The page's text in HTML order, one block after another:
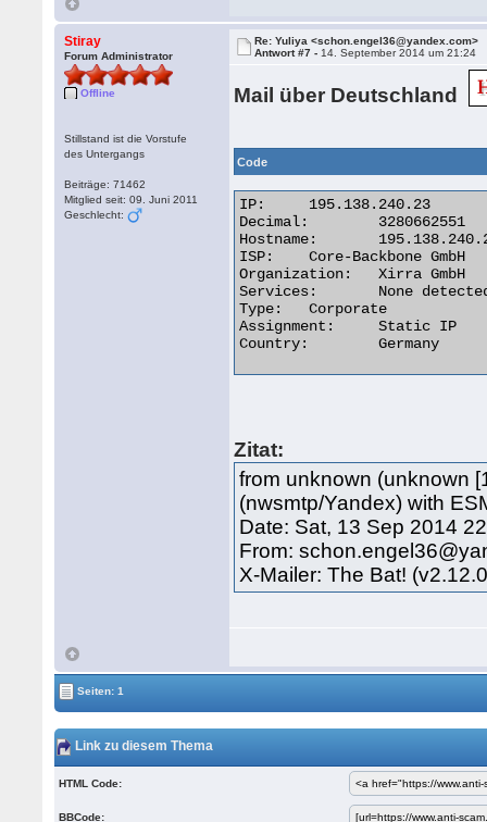
Stiray
Forum Administrator
Offline
Stillstand ist die Vorstufe
des Untergangs
Beiträge: 71462
Mitglied seit: 09. Juni 2011
Geschlecht:
Re: Yuliya <schon.engel36@yandex.com>
Antwort #7 - 14. September 2014 um 21:24
Mail über Deutschland
Code
IP:	195.138.240.23
Decimal:	3280662551
Hostname:	195.138.240.23
ISP:	Core-Backbone GmbH
Organization:	Xirra GmbH
Services:	None detected
Type:	Corporate
Assignment:	Static IP
Country:	Germany
Zitat:
from unknown (unknown
(nwsmtp/Yandex) with
Date: Sat, 13 Sep 2014
From:
X-Mailer: The Bat!
Seiten: 1
Link zu diesem Thema
HTML Code:
BBCode: